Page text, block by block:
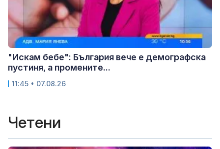
"Искам бебе": България вече е демографска
пустиня, а промените...
11:45 • 07.08.26
Четени